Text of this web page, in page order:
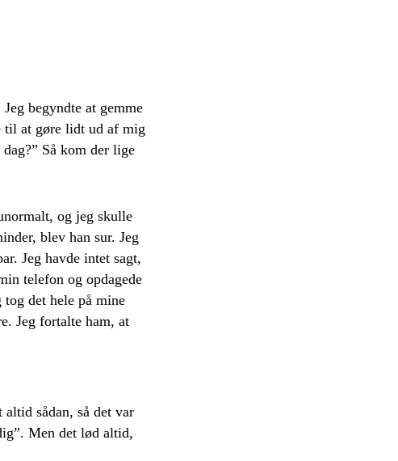
begyndte at gemme
til at gøre lidt ud af mig
Så kom der lige
og jeg skulle
blev han sur. Jeg
Jeg havde intet sagt,
telefon og opdagede
tog det hele på mine
Jeg fortalte ham, at
sådan, så det var
Men det lød altid,